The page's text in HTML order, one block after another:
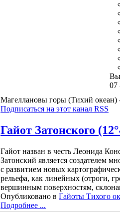
Вы
07
Магеллановы горы (Тихий океан)
Подписаться на этот канал RSS
Гайот Затонского
Гайот назван в честь Леонида
Затонский является создателем
с развитием новых
рельефа, как линейных (отроги,
вершинным поверхностям,
Опубликовано в Гайоты Тихого
Подробнее ...